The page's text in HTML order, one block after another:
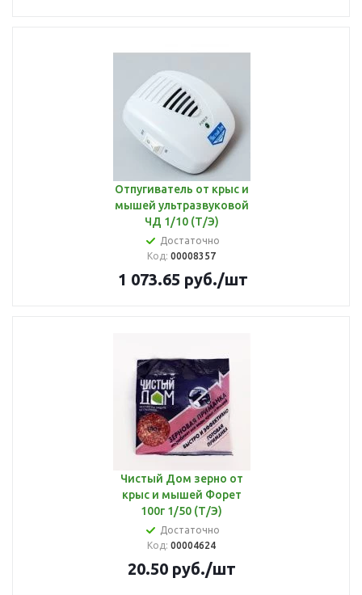
Отпугиватель от крыс и
мышей ультразвуковой
ЧД 1/10 (Т/Э)
Достаточно
Код: 00008357
1 073.65 руб./шт
Чистый Дом зерно от
крыс и мышей Форет
100г 1/50 (Т/Э)
Достаточно
Код: 00004624
20.50руб./шт